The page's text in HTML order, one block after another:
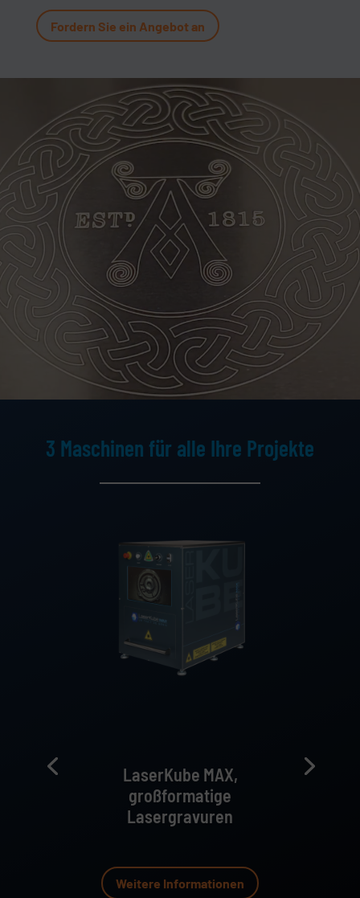
Fordern Sie ein Angebot an
3 Maschinen für alle Ihre Projekte
LaserKube MAX,
großformatige
Lasergravuren
Weitere Informationen